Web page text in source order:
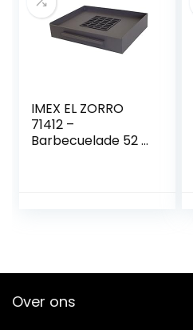
IMEX EL ZORRO
71412 –
Barbecuelade 52 x
Over ons